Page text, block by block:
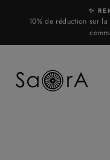
✨
10% de réduction sur